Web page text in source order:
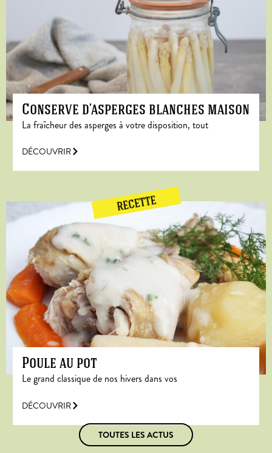
Conserve d’asperges blanches maison
La fraîcheur des asperges à votre disposition, tout
DÉCOUVRIR
RECETTE
Poule au pot
Le grand classique de nos hivers dans vos
DÉCOUVRIR
TOUTES LES ACTUS